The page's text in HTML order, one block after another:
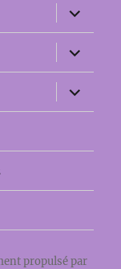
ouvrir
le
sous-
menu
ouvrir
le
sous-
menu
ouvrir
le
sous-
propulsé par